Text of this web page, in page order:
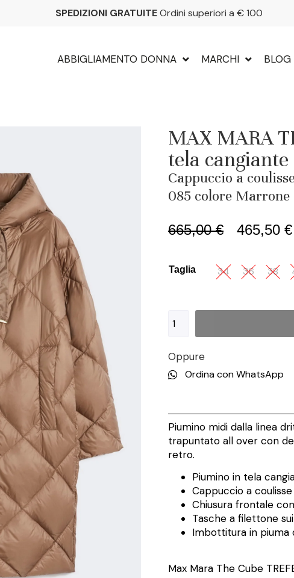
SPEDIZIONI GRATUITEOrdini superiori a € 100
ABBIGLIAMENTO DONNA MARCHI BLOG
MAX MARA
tela
Cappuccio a
085 colore Marrone
665,00€ 465,50 €
Taglia 34 36 38
Oppure
Ordina con WhatsApp
Piumino midi dalla linea
trapuntato all over con
retro.
Piumino in tela
Cappuccio a
Chiusura frontale
Tasche a filettone
Imbottitura in piuma
Max Mara The Cube